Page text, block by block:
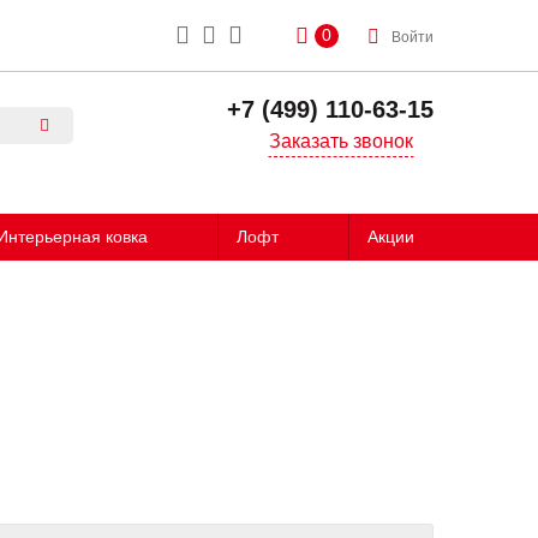
0 Войти
+7 (499) 110-63-15
Заказать звонок
ковка Лофт Акции